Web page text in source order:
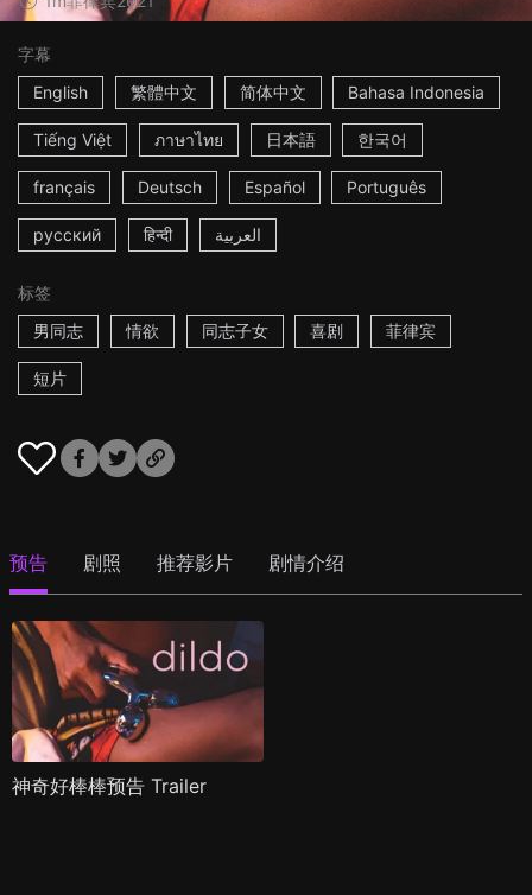
字幕
English
繁體中文 简体中文 Bahasa Indonesia
Tiếng Việt ภาษาไทย 日本語 한국어
français Deutsch Español Português
русский हिन्दी العربية
标签
男同志
情欲 同志子女 喜剧 菲律宾
短片
预告 剧照 推荐影片 剧情介绍
神奇好棒棒预告 Trailer